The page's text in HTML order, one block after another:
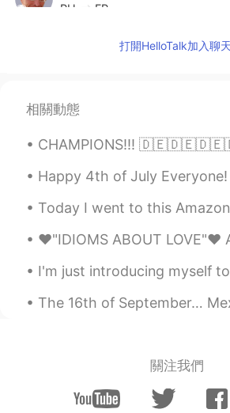
RU FR
nice day😉
RU
RU EN
Сходи в парк
EN RU
@Sunny 😂😂😂
вакцинации😂
打開HelloTalk加入聊天
相關動態
CHAMPIONS!!! 🇩🇪🇩🇪🇩🇪🇩🇪🏆🏆🏆🏆🇩🇪🇩🇪🇩🇪🇩🇪 🖤🖤🖤🖤🖤 ❤️❤️❤️❤️❤️ 💛💛💛💛💛
Happy 4th of July Everyone! It’s kind of a weird year because of
Today I went to this Amazon Go store that opened in NYC. There are
❤"IDIOMS ABOUT LOVE"❤ A match made in heaven - A relationship/
I'm just introducing myself to my new neighbor this spring. A hawk
The 16th of September… Mexico City… Torre Latino in the background.
關注我們